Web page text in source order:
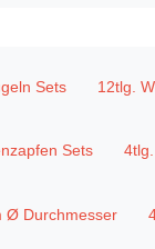
Sets 12tlg.
Sets
Ø Durchmesser